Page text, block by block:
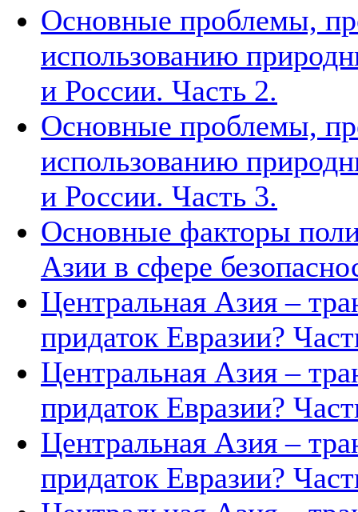
Основные проблемы,
использованию
и России. Часть 2.
Основные проблемы,
использованию
и России. Часть 3.
Основные факторы
Азии в сфере
Центральная Азия –
придаток Евразии?
Центральная Азия –
придаток Евразии?
Центральная Азия –
придаток Евразии?